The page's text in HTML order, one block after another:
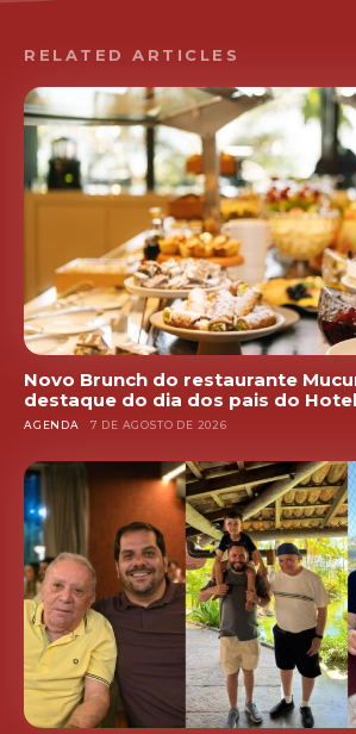
RELATED ARTICLES
Novo Brunch do restaurante
destaque do dia dos pais do
AGENDA 7 DE AGOSTO DE 2026